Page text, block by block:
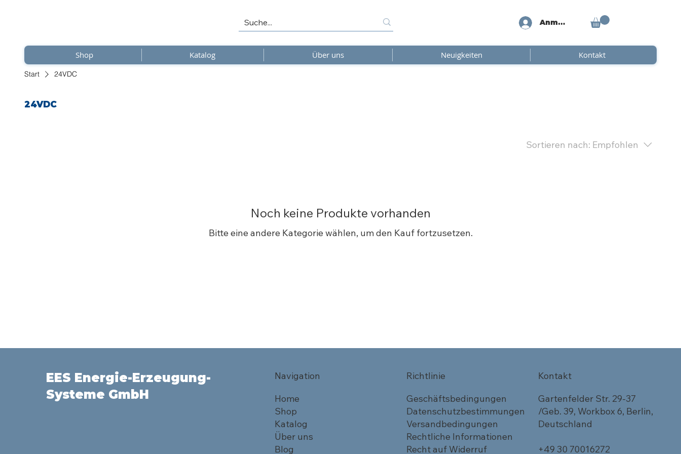
Anmelden
Shop Katalog Über uns Neuigkeiten Kontakt
Start 24VDC
24VDC
Sortieren nach: Empfohlen
Noch keine Produkte vorhanden
Bitte eine andere Kategorie wählen, um den Kauf fortzusetzen.
EES Energie-Erzeugung-
Systeme GmbH
Navigation
Home
Shop
Katalog
Über uns
Blog
Richtlinie
Geschäftsbedingungen
Datenschutzbestimmungen
Versandbedingungen
Rechtliche Informationen
Recht auf Widerruf
Kontakt
Gartenfelder Str. 29-37
/Geb. 39, Workbox 6, Berlin,
Deutschland
+49 30 70016272